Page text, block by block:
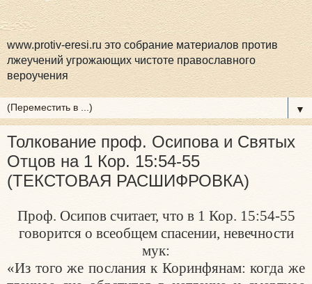
www.protiv-eresi.ru это собрание материалов против
лжеучений угрожающих чистоте православного
вероучения
▼
Толкование проф. Осипова и Святых
Отцов на 1 Кор. 15:54-55
(ТЕКСТОВАЯ РАСШИФРОВКА)
Проф. Осипов считает, что в 1 Кор. 15:54-55
говорится о всеобщем спасении, невечности
мук:
«Из того же послания к Коринфянам: когда же